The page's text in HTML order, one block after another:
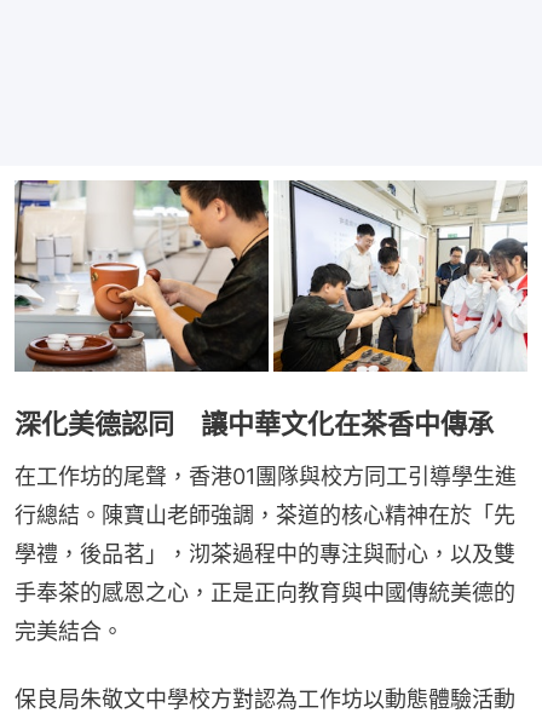
深化美德認同 讓中華文化在茶香中傳承
在工作坊的尾聲，香港01團隊與校方同工引導學生進
行總結。陳寶山老師強調，茶道的核心精神在於「先
學禮，後品茗」，沏茶過程中的專注與耐心，以及雙
手奉茶的感恩之心，正是正向教育與中國傳統美德的
完美結合。
保良局朱敬文中學校方對認為工作坊以動態體驗活動